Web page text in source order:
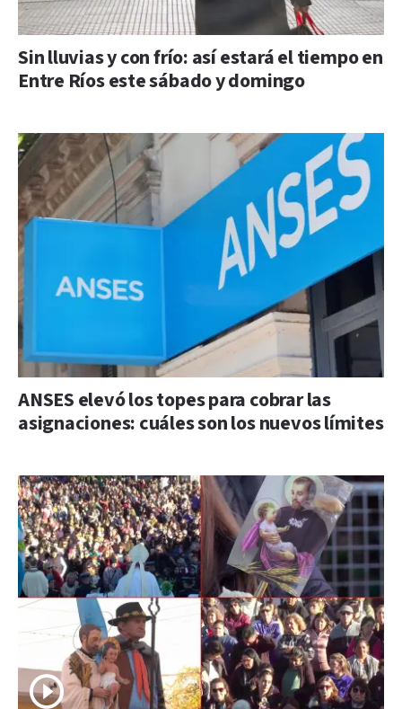
Sin lluvias y con frío: así estará el tiempo en
Entre Ríos este sábado y domingo
ANSES elevó los topes para cobrar las
asignaciones: cuáles son los nuevos límites